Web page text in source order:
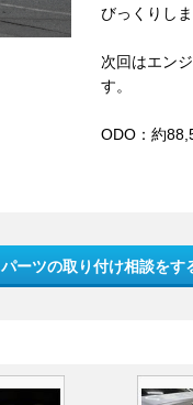
びっくりし
次回はエン
す。
ODO：約
パーツの取り付け相談をす